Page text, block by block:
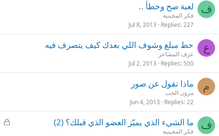
ف لعبة صح وخطأ ..
فكر المخينية
Replies 227
Jul 8, 2013
ع حط مبلغ وشوف اللي بعدك كيف يتصرف فيه
عزف المشاعر
Replies 500
Jul 2, 2013
م ماذا تقول عن صور
مزون الحب
Replies 22
Jun 4, 2013
ف
L
ما الشيء الذي يميّز العضو الذي قبلك؟ (2)
فكر المخينية